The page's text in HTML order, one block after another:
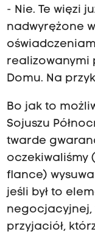
- Nie. Te więzi
nadwyrężone
realizowanymi
Domu. Na
Bo jak to
Sojuszu
twarde
oczekiwaliśmy
flance)
jeśli był to
negocjacyjnej,
przyjaciół,